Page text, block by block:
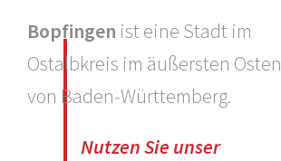
Bopfingen ist eine Stadt im
Ostalbkreis im äußersten Osten
von Baden-Württemberg.
Nutzen Sie unser